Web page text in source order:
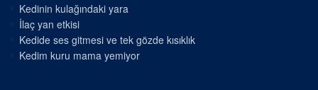
Kedinin kulağındaki yara
İlaç yan etkisi
Kedide ses gitmesi ve tek gözde kısıklık
Kedim kuru mama yemiyor